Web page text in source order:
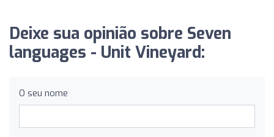
Deixe sua opinião sobre Seven
languages ​​- Unit Vineyard:
O seu nome